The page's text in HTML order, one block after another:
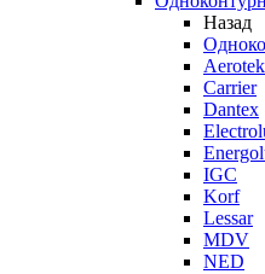
Назад
Aerotek
Carrier
Dantex
IGC
Korf
Lessar
MDV
NED